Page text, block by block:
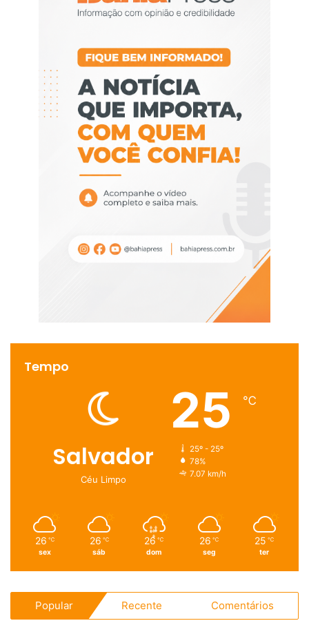
Tempo
Salvador
Céu Limpo
25 ℃
25º - 25º
78%
7.07 km/h
26 ℃
sex
26 ℃
sáb
26 ℃
dom
26 ℃
seg
25 ℃
ter
Popular Recente Comentários